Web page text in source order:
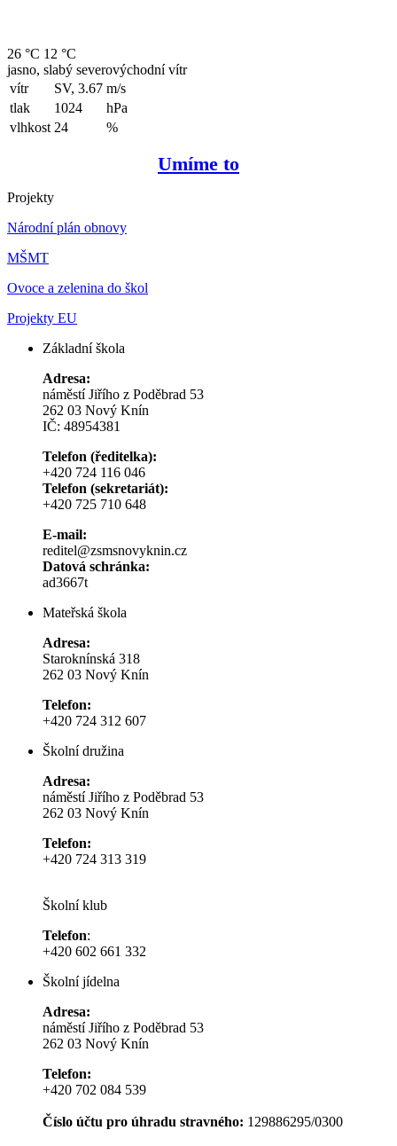
26 °C 12 °C
jasno, slabý severovýchodní vítr
vítr
SV, 3.67 m/s
tlak
1024
hPa
vlhkost 24 %
Umíme to
Projekty
Národní plán obnovy
MŠMT
Ovoce a zelenina do škol
Projekty EU
Základní škola
Adresa:
náměstí Jiřího z Poděbrad 53
262 03 Nový Knín
IČ: 48954381
Telefon (ředitelka):
+420 724 116 046
Telefon (sekretariát):
+420 725 710 648
E-mail:
reditel@zsmsnovyknin.cz
Datová schránka:
ad3667t
Mateřská škola
Adresa:
Staroknínská 318
262 03 Nový Knín
Telefon:
+420 724 312 607
Školní družina
Adresa:
náměstí Jiřího z Poděbrad 53
262 03 Nový Knín
Telefon:
+420 724 313 319
Školní klub
Telefon:
+420 602 661 332
Školní jídelna
Adresa:
náměstí Jiřího z Poděbrad 53
262 03 Nový Knín
Telefon:
+420 702 084 539
Číslo účtu pro úhradu stravného: 129886295/0300